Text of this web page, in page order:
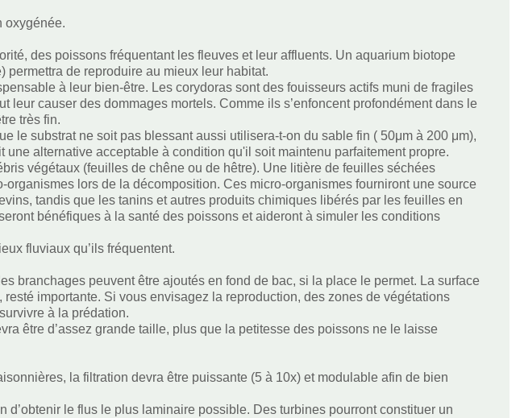
oxygénée.
des poissons fréquentant les fleuves et leur affluents. Un aquarium biotope
de reproduire au mieux leur habitat.
à leur bien-être. Les corydoras sont des fouisseurs actifs muni de fragiles
leur causer des dommages mortels. Comme ils s’enfoncent profondément dans le
très fin.
le substrat ne soit pas blessant aussi utilisera-t-on du sable fin ( 50μm à 200 μm),
une alternative acceptable à condition qu'il soit maintenu parfaitement propre.
végétaux (feuilles de chêne ou de hêtre). Une litière de feuilles séchées
lors de la décomposition. Ces micro-organismes fourniront une source
tandis que les tanins et autres produits chimiques libérés par les feuilles en
bénéfiques à la santé des poissons et aideront à simuler les conditions
fluviaux qu’ils fréquentent.
branchages peuvent être ajoutés en fond de bac, si la place le permet. La surface
importante. Si vous envisagez la reproduction, des zones de végétations
à la prédation.
être d’assez grande taille, plus que la petitesse des poissons ne le laisse
la filtration devra être puissante (5 à 10x) et modulable afin de bien
d’obtenir le flus le plus laminaire possible. Des turbines pourront constituer un